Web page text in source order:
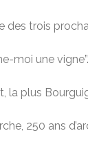
des trois
moi une
plus
250 ans